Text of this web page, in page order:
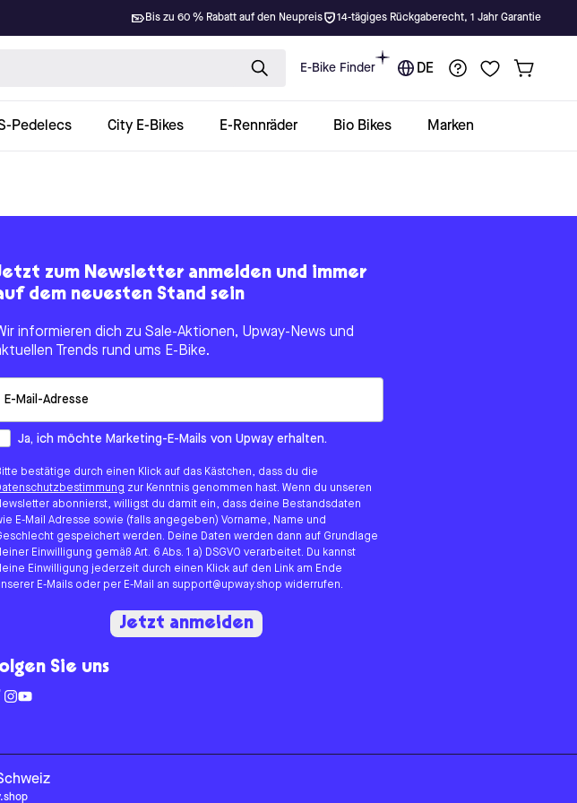
Bis zu 60 % Rabatt auf den Neupreis 14-tägiges Rückgaberecht, 1 Jahr Garantie
E-Bike Finder DE
Pedelecs City E-Bikes E-Rennräder Bio Bikes Marken
zum Newsletter anmelden und immer
dem neuesten Stand sein
informieren dich zu Sale-Aktionen, Upway-News und
Trends rund ums E-Bike.
would you like to hear from us?
Ja, ich möchte Marketing-E-Mails von Upway erhalten.
bestätige durch einen Klick auf das Kästchen, dass du die
zur Kenntnis genommen hast. Wenn du unseren
abonnierst, willigst du damit ein, dass deine Bestandsdaten
E-Mail Adresse sowie (falls angegeben) Vorname, Name und
gespeichert werden. Deine Daten werden dann auf Grundlage
Einwilligung gemäß Art. 6 Abs. 1 a) DSGVO verarbeitet. Du kannst
Einwilligung jederzeit durch einen Klick auf den Link am Ende
E-Mails oder per E-Mail an support@upway.shop widerrufen.
Jetzt anmelden
Sie uns